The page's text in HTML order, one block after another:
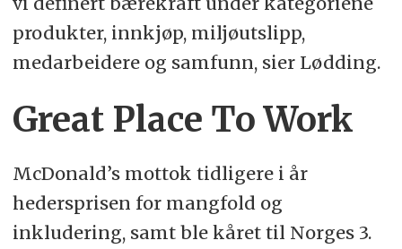
produkter, innkjøp, miljøutslipp,
medarbeidere og samfunn, sier Lødding.
Great Place To Work
McDonald’s mottok tidligere i år
hedersprisen for mangfold og
inkludering, samt ble kåret til Norges 3.